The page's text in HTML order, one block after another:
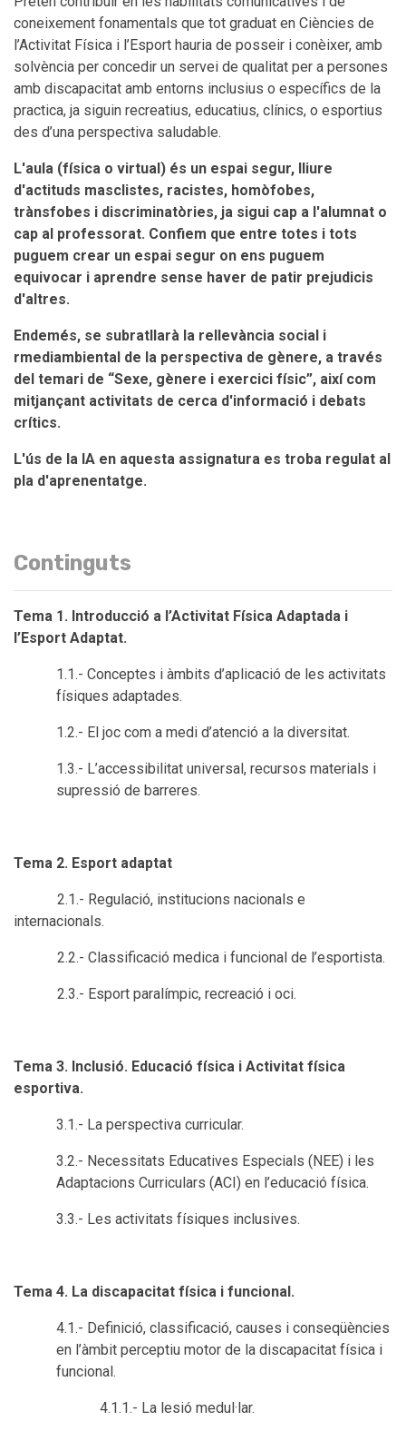
coneixement fonamentals que tot graduat en Ciències de
l’Activitat Física i l’Esport hauria de posseir i conèixer, amb
solvència per concedir un servei de qualitat per a persones
amb discapacitat amb entorns inclusius o específics de la
practica, ja siguin recreatius, educatius, clínics, o esportius
des d’una perspectiva saludable.
L'aula (física o virtual) és un espai segur, lliure
d'actituds masclistes, racistes, homòfobes,
trànsfobes i discriminatòries, ja sigui cap a l'alumnat o
cap al professorat. Confiem que entre totes i tots
puguem crear un espai segur on ens puguem
equivocar i aprendre sense haver de patir prejudicis
d'altres.
Endemés, se subratllarà la rellevància social i
rmediambiental de la perspectiva de gènere, a través
del temari de “Sexe, gènere i exercici físic”, així com
mitjançant activitats de cerca d'informació i debats
crítics.
L'ús de la IA en aquesta assignatura es troba regulat al
pla d'aprenentatge.
Continguts
Tema 1. Introducció a l’Activitat Física Adaptada i
l’Esport Adaptat.
1.1.- Conceptes i àmbits d’aplicació de les activitats
físiques adaptades.
1.2.- El joc com a medi d’atenció a la diversitat.
1.3.- L’accessibilitat universal, recursos materials i
supressió de barreres.
Tema 2. Esport adaptat
2.1.- Regulació, institucions nacionals e
internacionals.
2.2.- Classificació medica i funcional de l’esportista.
2.3.- Esport paralímpic, recreació i oci.
Tema 3. Inclusió. Educació física i Activitat física
esportiva.
3.1.- La perspectiva curricular.
3.2.- Necessitats Educatives Especials (NEE) i les
Adaptacions Curriculars (ACI) en l’educació física.
3.3.- Les activitats físiques inclusives.
Tema 4. La discapacitat física i funcional.
4.1.- Definició, classificació, causes i conseqüències
en l’àmbit perceptiu motor de la discapacitat física i
funcional.
4.1.1.- La lesió medul·lar.